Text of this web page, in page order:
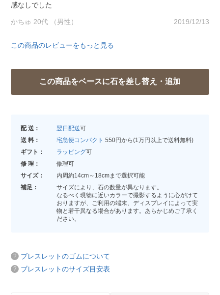
感なしでした
かちゅ 20代 （男性） 2019/12/13
この商品のレビューをもっと見る
配 送： 翌日配送可
送 料：
宅急便コンパクト 550円から(1万円以上で送料無料)
ギフト：
ラッピング可
修 理：
修理可
サイズ：
内周約14cm～18cmまで選択可能
補足：
サイズにより、石の数量が異なります。
なるべく現物に近いカラーで撮影するように心がけて
おりますが、ご利用の端末、ディスプレイによって実
物と若干異なる場合があります。あらかじめご了承く
ださい。
ブレスレットのゴムについて
ブレスレットのサイズ目安表